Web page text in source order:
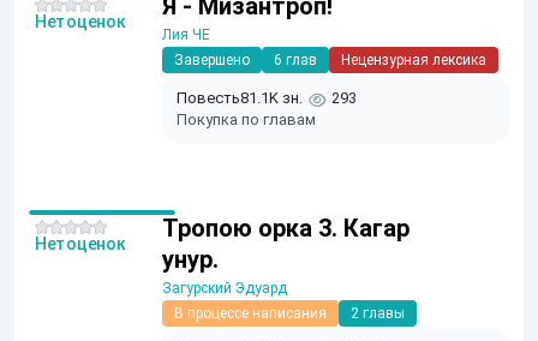
Я - Мизантроп!
Лия ЧЕ
Завершено
6 глав Нецензурная лексика
Повесть81.1K зн.
293
Покупка по главам
Нет оценок
Тропою орка 3. Кагар
унур.
Загурский Эдуард
В процессе написания
2 главы
Нет оценок